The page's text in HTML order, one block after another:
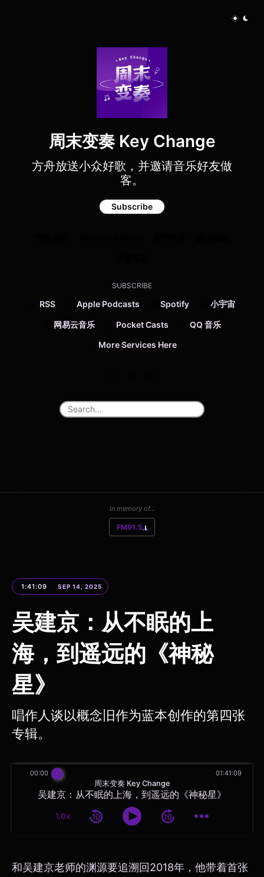
周末变奏 Key Change
方舟放送小众好歌，并邀请音乐好友做
客。
Subscribe
SUBSCRIBE
RSS Apple Podcasts Spotify 小宇宙
网易云音乐 Pocket Casts QQ 音乐
More Services Here
In memory of...
FM91.5
1:41:09 SEP 14, 2025
吴建京：从不眠的上
海，到遥远的《神秘
星》
唱作人谈以概念旧作为蓝本创作的第四张
专辑。
周末变奏 Key Change
吴建京：从不眠的上海，到遥远的《神秘星》
1.0x
00:00 01:41:09
和吴建京老师的渊源要追溯回2018年，他带着首张